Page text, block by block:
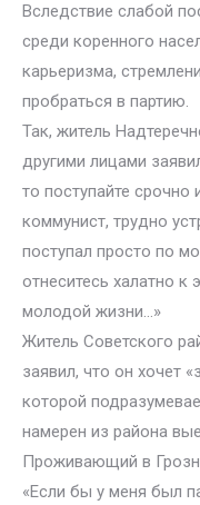
Вследствие слабой
среди коренного
карьеризма,
пробраться в партию.
Так, житель
другими лицами
то поступайте срочно
коммунист, трудно
поступал просто по
отнеситесь халатно
молодой жизни…»
Житель Советского
заявил, что он хочет
которой
намерен из района
Проживающий в
«Если бы у меня был